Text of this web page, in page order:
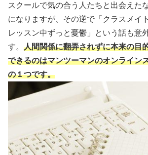
スクールで気の合う人たちと出会えた
になりますが、その逆で「クラスメイ
レッスン中ずっと憂鬱」という話も意
す。 人間関係に翻弄されずに本来の目
できるのはマンツーマンのオンライン
の１つです。